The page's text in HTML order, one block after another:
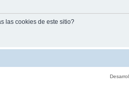
las cookies de este sitio?